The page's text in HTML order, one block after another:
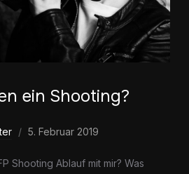
ein Shooting?
5. Februar 2019
Shooting Ablauf mit mir? Was